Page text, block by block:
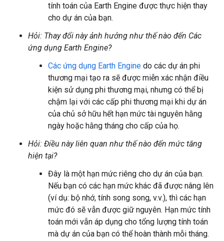
tính toán của Earth Engine được thực hiện thay
cho dự án của bạn.
Hỏi: Thay đổi này ảnh hưởng như thế nào đến Các
ứng dụng Earth Engine?
Các ứng dụng Earth Engine do các dự án phi
thương mại tạo ra sẽ được miễn xác nhận điều
kiện sử dụng phi thương mại, nhưng có thể bị
chậm lại với các cấp phi thương mại khi dự án
của chủ sở hữu hết hạn mức tài nguyên hằng
ngày hoặc hằng tháng cho cấp của họ.
Hỏi: Điều này liên quan như thế nào đến mức tăng
hiện tại?
Đây là một hạn mức riêng cho dự án của bạn.
Nếu bạn có các hạn mức khác đã được nâng lên
(ví dụ: bộ nhớ, tính song song, v.v.), thì các hạn
mức đó sẽ vẫn được giữ nguyên. Hạn mức tính
toán mới vẫn áp dụng cho tổng lượng tính toán
mà dự án của bạn có thể hoàn thành mỗi tháng.